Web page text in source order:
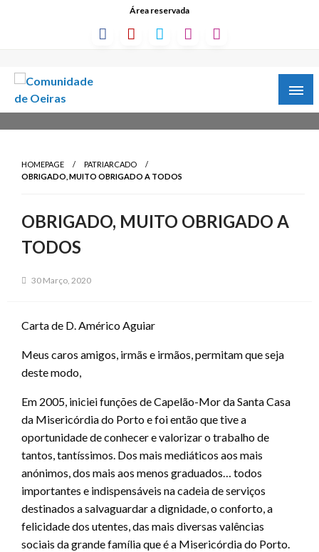
Área reservada
HOMEPAGE
PATRIARCADO
OBRIGADO, MUITO OBRIGADO A TODOS
OBRIGADO, MUITO OBRIGADO A
TODOS
30 Março, 2020
Carta de D. Américo Aguiar
Meus caros amigos, irmãs e irmãos, permitam que seja
deste modo,
Em 2005, iniciei funções de Capelão-Mor da Santa Casa
da Misericórdia do Porto e foi então que tive a
oportunidade de conhecer e valorizar o trabalho de
tantos, tantíssimos. Dos mais mediáticos aos mais
anónimos, dos mais aos menos graduados… todos
importantes e indispensáveis na cadeia de serviços
destinados a salvaguardar a dignidade, o conforto, a
felicidade dos utentes, das mais diversas valências
sociais da grande família que é a Misericórdia do Porto.